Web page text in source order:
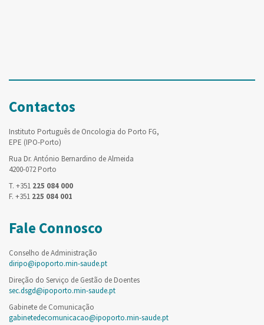
Contactos
Instituto Português de Oncologia do Porto FG,
EPE (IPO-Porto)
Rua Dr. António Bernardino de Almeida
4200-072 Porto
T. +351 225 084 000
F. +351 225 084 001
Fale Connosco
Conselho de Administração
diripo@ipoporto.min-saude.pt
Direção do Serviço de Gestão de Doentes
sec.dsgd@ipoporto.min-saude.pt
Gabinete de Comunicação
gabinetedecomunicacao@ipoporto.min-saude.pt